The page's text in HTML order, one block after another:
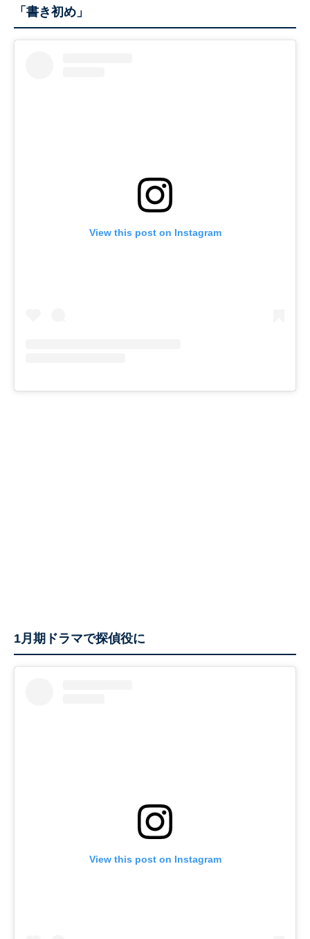
「書き初め」
View this post on Instagram
1月期ドラマで探偵役に
View this post on Instagram